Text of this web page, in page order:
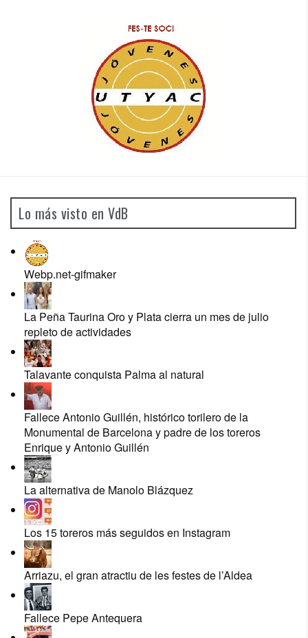
Lo más visto en VdB
Webp.net-gifmaker
La Peña Taurina Oro y Plata cierra un mes de julio
repleto de actividades
Talavante conquista Palma al natural
Fallece Antonio Guillén, histórico torilero de la
Monumental de Barcelona y padre de los toreros
Enrique y Antonio Guillén
La alternativa de Manolo Blázquez
Los 15 toreros más seguidos en Instagram
Arriazu, el gran atractiu de les festes de l’Aldea
Fallece Pepe Antequera